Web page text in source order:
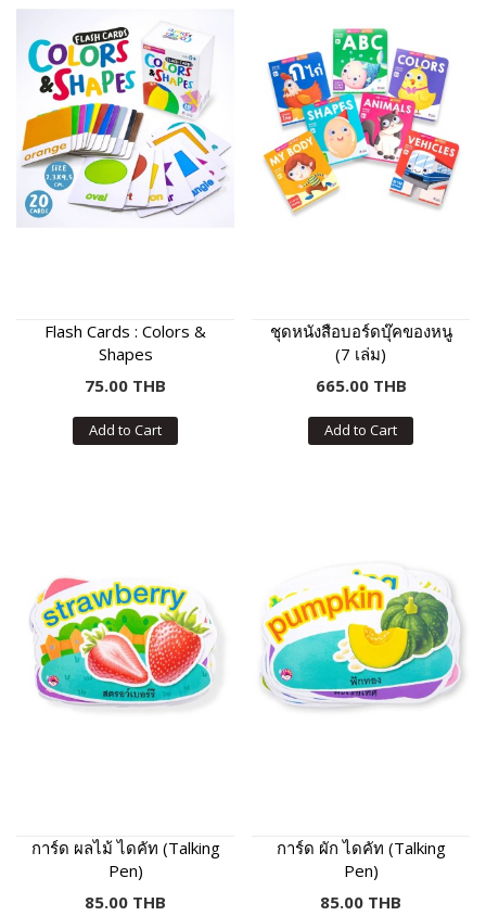
Flash Cards : Colors &
Shapes
75.00 THB
Add to Cart
ชุดหนังสือบอร์ดบุ๊คของหนู
(7 เล่ม)
665.00 THB
Add to Cart
การ์ด ผลไม้ ไดคัท (Talking
Pen)
85.00 THB
การ์ด ผัก ไดคัท (Talking
Pen)
85.00 THB